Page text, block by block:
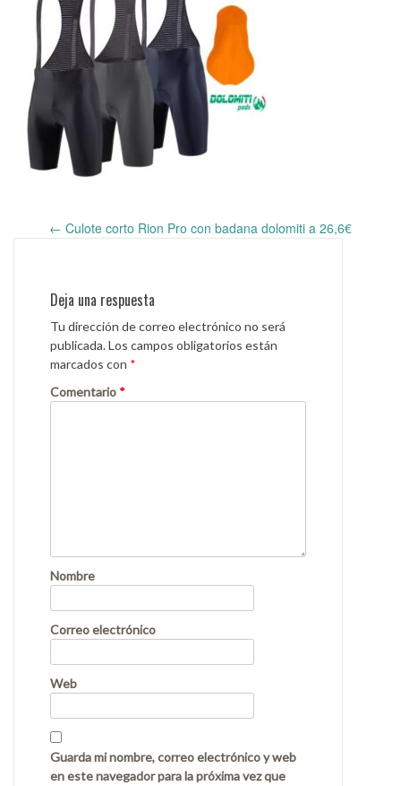
Post
← Culote corto Rion Pro con badana dolomiti a 26,6€
Deja una respuesta
Tu dirección de correo electrónico no será
publicada.Los campos obligatorios están
marcados con *
Comentario *
Nombre
Correo electrónico
Web
Guarda mi nombre, correo electrónico y web
en este navegador para la próxima vez que